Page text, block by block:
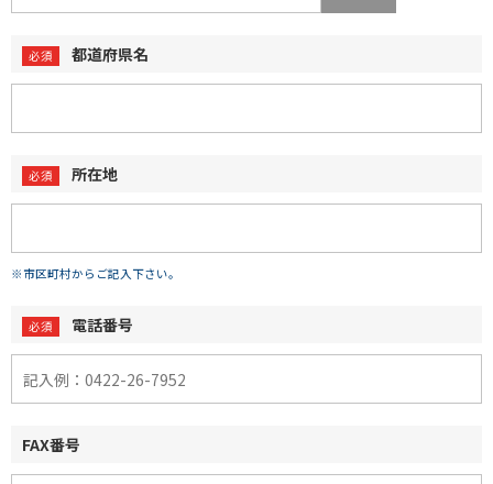
都道府県名
所在地
※市区町村からご記入下さい。
電話番号
FAX番号